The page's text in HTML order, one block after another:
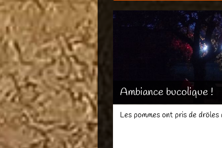
Ambiance bucolique !
Les pommes ont pris de drôles